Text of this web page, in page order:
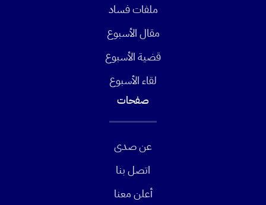
ملفات فساد
مقال الأسبوع
قضية الأسبوع
لقاء الأسبوع
صفحات
عن صدى
اتصل بنا
أعلن معنا